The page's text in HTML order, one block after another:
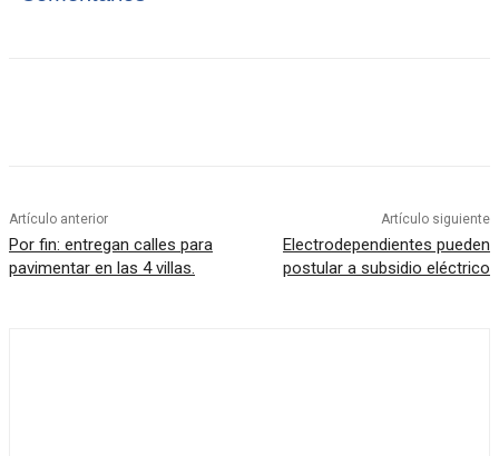
Artículo anterior
Por fin: entregan calles para
pavimentar en las 4 villas.
Artículo siguiente
Electrodependientes pueden
postular a subsidio eléctrico